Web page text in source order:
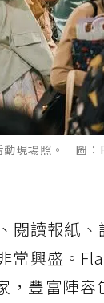
動現場照。 圖
閱讀報紙、
興盛。
，豐富陣容